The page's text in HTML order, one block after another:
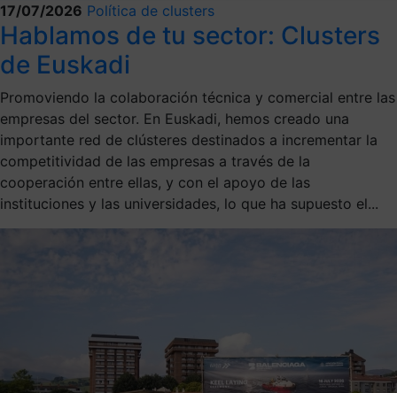
17/07/2026 Política de clusters
Hablamos de tu sector: Clusters
de Euskadi
Promoviendo la colaboración técnica y comercial entre las
empresas del sector. En Euskadi, hemos creado una
importante red de clústeres destinados a incrementar la
competitividad de las empresas a través de la
cooperación entre ellas, y con el apoyo de las
instituciones y las universidades, lo que ha supuesto el...